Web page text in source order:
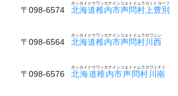
〒098-6574 北海道稚内市声問村上豊別
ホッカイドウワッカナイシコエトイムラカミトヨベツ
〒098-6564 北海道稚内市声問村川西
ホッカイドウワッカナイシコエトイムラカワニシ
〒098-6576 北海道稚内市声問村川南
ホッカイドウワッカナイシコエトイムラカワミナミ